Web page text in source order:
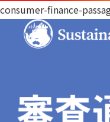
consumer-finance-